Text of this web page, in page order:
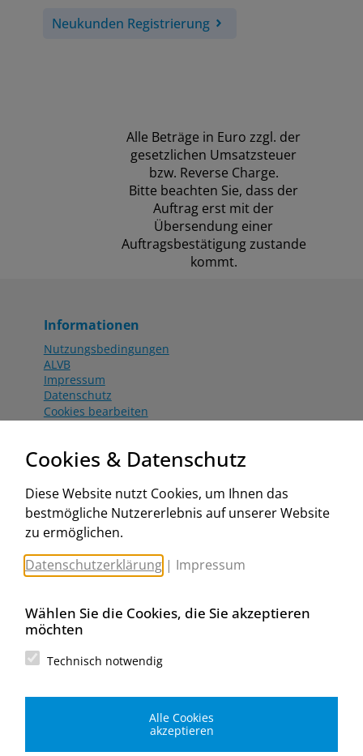
Neukunden Registrierung
Alle Beträge in Euro zzgl. der
gesetzlichen Umsatzsteuer
bzw. Reverse Charge.
Bitte beachten Sie, dass der
Auftrag erst mit der
Übersendung einer
Auftragsbestätigung zustande
kommt.
Informationen
Nutzungsbedingungen
ALVB
Impressum
Datenschutz
Cookies bearbeiten
Aktionsbedingungen
www.worahnik.at
Zentrale Köttlach
Michael Worahnik GmbH
Spenglerartikel
Industriestraße 90, Köttlach
Filiale Wien
Spenglerartikel
Cookies & Datenschutz
Diese Website nutzt Cookies, um Ihnen das
bestmögliche Nutzererlebnis auf unserer Website
zu ermöglichen.
Datenschutzerklärung | Impressum
Wählen Sie die Cookies, die Sie akzeptieren
möchten
Technisch notwendig
Alle Cookies
akzeptieren